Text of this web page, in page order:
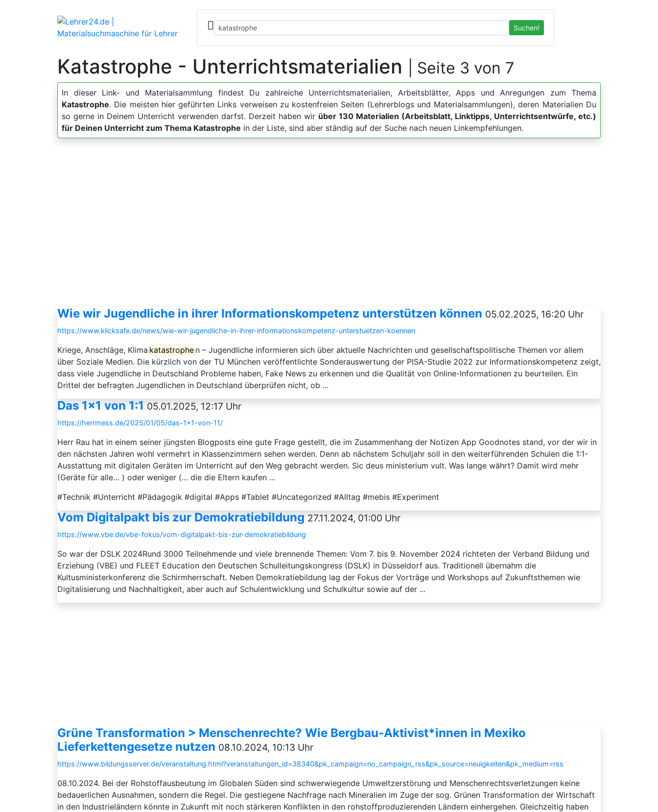
Suchen!
Katastrophe - Unterrichtsmaterialien | Seite 3 von 7
In dieser Link- und Materialsammlung findest Du zahlreiche Unterrichtsmaterialien, Arbeitsblätter, Apps und Anregungen zum Thema
Katastrophe. Die meisten hier geführten Links verweisen zu kostenfreien Seiten (Lehrerblogs und Materialsammlungen), deren Materialien Du
so gerne in Deinem Unterricht verwenden darfst. Derzeit haben wir über 130 Materialien (Arbeitsblatt, Linktipps, Unterrichtsentwürfe, etc.)
für Deinen Unterricht zum Thema Katastrophe in der Liste, sind aber ständig auf der Suche nach neuen Linkempfehlungen.
Wie wir Jugendliche in ihrer Informationskompetenz unterstützen können 05.02.2025, 16:20 Uhr
https://www.klicksafe.de/news/wie-wir-jugendliche-in-ihrer-informationskompetenz-unterstuetzen-koennen
Kriege, Anschläge, Klima katastrophe n – Jugendliche informieren sich über aktuelle Nachrichten und gesellschaftspolitische Themen vor allem
über Soziale Medien. Die kürzlich von der TU München veröffentlichte Sonderauswertung der PISA-Studie 2022 zur Informationskompetenz zeigt,
dass viele Jugendliche in Deutschland Probleme haben, Fake News zu erkennen und die Qualität von Online-Informationen zu beurteilen. Ein
Drittel der befragten Jugendlichen in Deutschland überprüfen nicht, ob ...
Das 1×1 von 1:1 05.01.2025, 12:17 Uhr
https://herrmess.de/2025/01/05/das-1x1-von-11/
Herr Rau hat in einem seiner jüngsten Blogposts eine gute Frage gestellt, die im Zusammenhang der Notizen App Goodnotes stand, vor der wir in
den nächsten Jahren wohl vermehrt in Klassenzimmern sehen werden. Denn ab nächstem Schuljahr soll in den weiterführenden Schulen die 1:1-
Ausstattung mit digitalen Geräten im Unterricht auf den Weg gebracht werden. Sic deus ministerium vult. Was lange währt? Damit wird mehr
(Geräte für alle… ) oder weniger (… die die Eltern kaufen ...
#Technik #Unterricht #Pädagogik #digital #Apps #Tablet #Uncategorized #Alltag #mebis #Experiment
Vom Digitalpakt bis zur Demokratiebildung 27.11.2024, 01:00 Uhr
https://www.vbe.de/vbe-fokus/vom-digitalpakt-bis-zur-demokratiebildung
So war der DSLK 2024Rund 3000 Teilnehmende und viele brennende Themen: Vom 7. bis 9. November 2024 richteten der Verband Bildung und
Erziehung (VBE) und FLEET Education den Deutschen Schulleitungskongress (DSLK) in Düsseldorf aus. Traditionell übernahm die
Kultusministerkonferenz die Schirmherrschaft. Neben Demokratiebildung lag der Fokus der Vorträge und Workshops auf Zukunftsthemen wie
Digitalisierung und Nachhaltigkeit, aber auch auf Schulentwicklung und Schulkultur sowie auf der ...
Grüne Transformation > Menschenrechte? Wie Bergbau-Aktivist*innen in Mexiko
Lieferkettengesetze nutzen 08.10.2024, 10:13 Uhr
https://www.bildungsserver.de/veranstaltung.html?veranstaltungen_id=38340&pk_campaign=no_campaign_rss&pk_source=neuigkeiten&pk_medium=rss
08.10.2024. Bei der Rohstoffausbeutung im Globalen Süden sind schwerwiegende Umweltzerstörung und Menschenrechtsverletzungen keine
bedauerlichen Ausnahmen, sondern die Regel. Die gestiegene Nachfrage nach Mineralien im Zuge der sog. Grünen Transformation der Wirtschaft
in den Industrieländern könnte in Zukunft mit noch stärkeren Konflikten in den rohstoffproduzierenden Ländern einhergehen. Gleichzeitig haben